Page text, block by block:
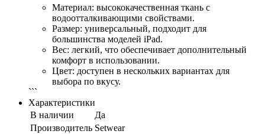
Материал: высококачественная ткань с
водоотталкивающими свойствами.
Размер: универсальный, подходит для
большинства моделей iPad.
Вес: легкий, что обеспечивает дополнительный
комфорт в использовании.
Цвет: доступен в нескольких вариантах для
выбора по вкусу.
```
Характеристики
В наличии
Да
Производитель Setwear